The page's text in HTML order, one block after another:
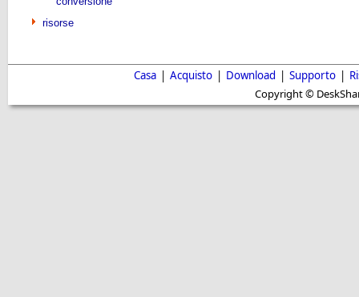
risorse
Casa | Acquisto | Download | Supporto |
Copyright ©